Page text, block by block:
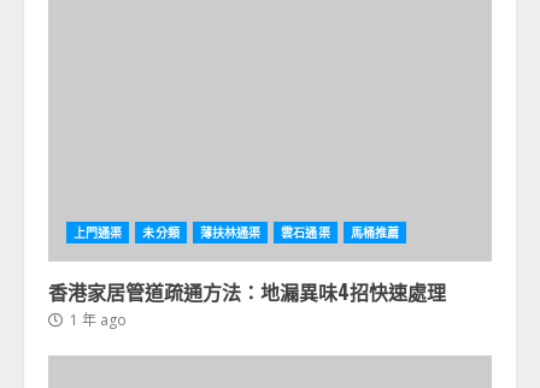
上門通渠 未分類 薄扶林通渠 雲石通渠 馬桶推薦
香港家居管道疏通方法：地漏異味4招快速處理
1 年 ago